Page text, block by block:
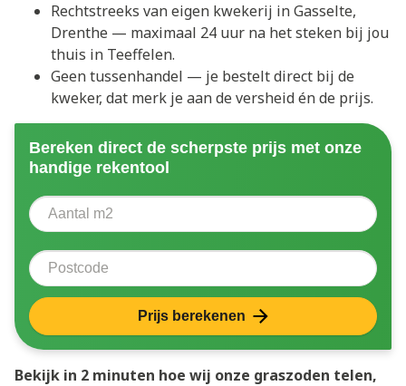
Rechtstreeks van eigen kwekerij in Gasselte,
Drenthe — maximaal 24 uur na het steken bij jou
thuis in Teeffelen.
Geen tussenhandel — je bestelt direct bij de
kweker, dat merk je aan de versheid én de prijs.
Bereken direct de scherpste prijs met onze
handige rekentool
Aantal vierkante meter
Postcode
Prijs berekenen
Bekijk in 2 minuten hoe wij onze graszoden telen,